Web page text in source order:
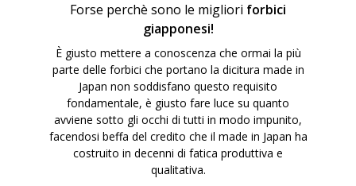
Forse perchè sono le migliori forbici
giapponesi!
È giusto mettere a conoscenza che ormai la più
parte delle forbici che portano la dicitura made in
Japan non soddisfano questo requisito
fondamentale, è giusto fare luce su quanto
avviene sotto gli occhi di tutti in modo impunito,
facendosi beffa del credito che il made in Japan ha
costruito in decenni di fatica produttiva e
qualitativa.